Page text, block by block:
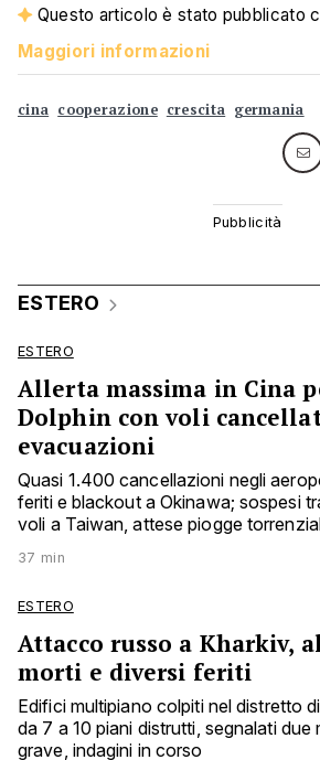
Questo articolo è stato pubblicato
Maggiori informazioni
cina cooperazione crescita germania
ESTERO
ESTERO
Allerta massima in Cina
Dolphin con voli
evacuazioni
Quasi 1.400 cancellazioni negli
feriti e blackout a Okinawa; sospesi
voli a Taiwan, attese piogge
37 min
ESTERO
Attacco russo a Kharkiv,
morti e diversi feriti
Edifici multipiano colpiti nel distretto
da 7 a 10 piani distrutti, segnalati due
grave, indagini in corso